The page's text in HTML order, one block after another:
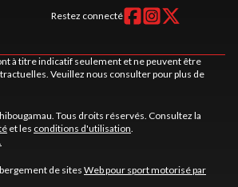
Restez connecté
à titre indicatif seulement et ne peuvent être
Veuillez nous consulter pour plus de
Tous droits réservés. Consultez la
et les conditions d'utilisation
de sitesWeb pour sport motorisé par